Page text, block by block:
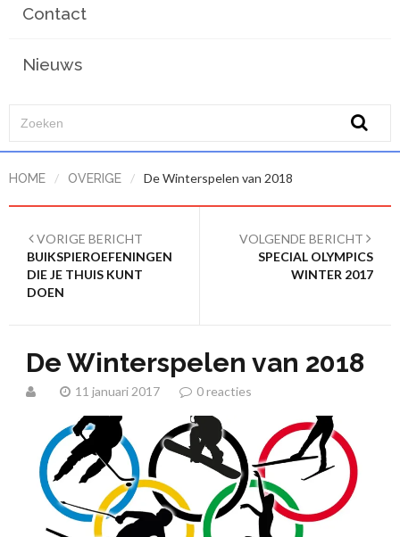
Contact
Nieuws
HOME / OVERIGE / De Winterspelen van 2018
VORIGE BERICHT
​BUIKSPIEROEFENINGEN
DIE JE THUIS KUNT
DOEN
VOLGENDE BERICHT
SPECIAL OLYMPICS
WINTER 2017
De Winterspelen van 2018
11 januari 2017 0 reacties